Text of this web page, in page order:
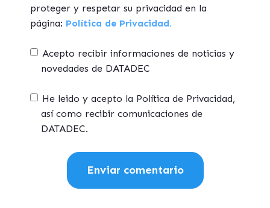
proteger y respetar su privacidad en la
página: Política de Privacidad.
Acepto recibir informaciones de noticias y
novedades de DATADEC
He leido y acepto la Política de Privacidad,
así como recibir comunicaciones de
DATADEC.